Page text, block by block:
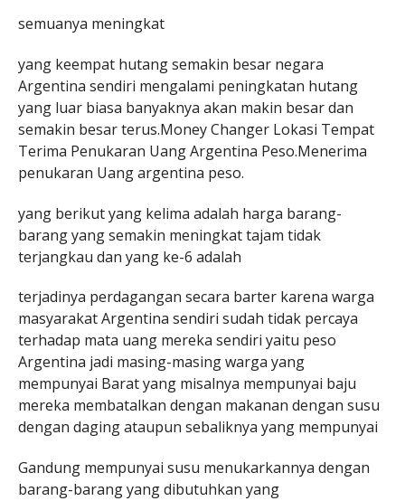
semuanya meningkat
yang keempat hutang semakin besar negara
Argentina sendiri mengalami peningkatan hutang
yang luar biasa banyaknya akan makin besar dan
semakin besar terus.Money Changer Lokasi Tempat
Terima Penukaran Uang Argentina Peso.Menerima
penukaran Uang argentina peso.
yang berikut yang kelima adalah harga barang-
barang yang semakin meningkat tajam tidak
terjangkau dan yang ke-6 adalah
terjadinya perdagangan secara barter karena warga
masyarakat Argentina sendiri sudah tidak percaya
terhadap mata uang mereka sendiri yaitu peso
Argentina jadi masing-masing warga yang
mempunyai Barat yang misalnya mempunyai baju
mereka membatalkan dengan makanan dengan susu
dengan daging ataupun sebaliknya yang mempunyai
Gandung mempunyai susu menukarkannya dengan
barang-barang yang dibutuhkan yang